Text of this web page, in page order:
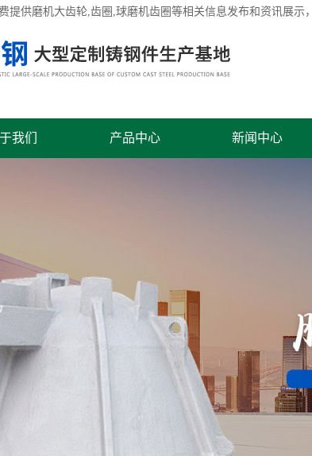
提供磨机大齿轮,齿圈,球磨机齿圈等相关信息发布和资讯展示
我们 产品中心 新闻中心